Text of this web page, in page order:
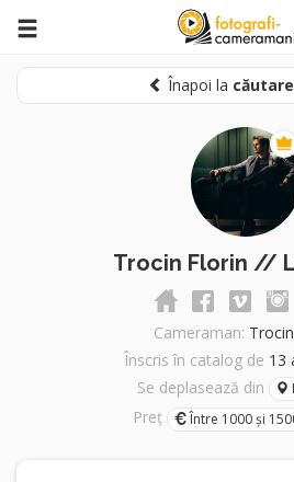
Înapoi la
Trocin Florin //
Cameraman:
Înscris în catalog de 13
Se deplasează din
Preț Între 1000 și